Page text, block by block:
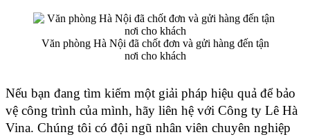
Văn phòng Hà Nội đã chốt đơn và gửi hàng đến tận
nơi cho khách
Nếu bạn đang tìm kiếm một giải pháp hiệu quả để bảo
vệ công trình của mình, hãy liên hệ với Công ty Lê Hà
Vina. Chúng tôi có đội ngũ nhân viên chuyên nghiệp